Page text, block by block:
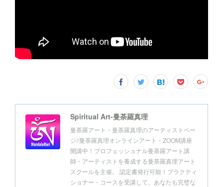
Spiritual Art-曼荼羅真理
曼荼羅アート・曼荼羅真理のアーティストペー
ジ//曼荼羅真理オンラインアート・ZOOM講座
開講中！プロフェッショナル曼荼羅アート講
師・アーティストを養成する曼荼羅真理アート
スクールを主催。 認定書発行可能！プラクティ
ショナー・コースを受講して、あなたも完璧な